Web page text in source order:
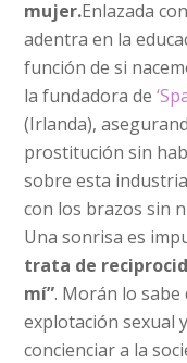
mujer.Enlazada
adentra en la
función de si
la fundadora de
(Irlanda),
prostitución sin
sobre esta
con los brazos sin
Una sonrisa es
trata de
mí”. Morán lo sabe
explotación sexual
concienciar a la